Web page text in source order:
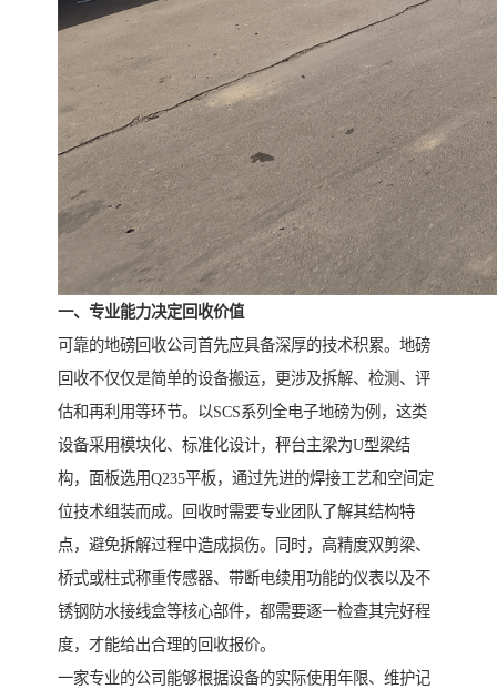
一、专业能力决定回收价值
可靠的地磅回收公司首先应具备深厚的技术积累。地磅
回收不仅仅是简单的设备搬运，更涉及拆解、检测、评
估和再利用等环节。以SCS系列全电子地磅为例，这类
设备采用模块化、标准化设计，秤台主梁为U型梁结
构，面板选用Q235平板，通过先进的焊接工艺和空间定
位技术组装而成。回收时需要专业团队了解其结构特
点，避免拆解过程中造成损伤。同时，高精度双剪梁、
桥式或柱式称重传感器、带断电续用功能的仪表以及不
锈钢防水接线盒等核心部件，都需要逐一检查其完好程
度，才能给出合理的回收报价。
一家专业的公司能够根据设备的实际使用年限、维护记